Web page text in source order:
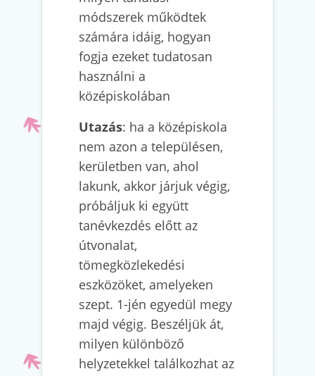
módszerek működtek
számára idáig, hogyan
fogja ezeket tudatosan
használni a
középiskolában
Utazás: ha a középiskola
nem azon a településen,
kerületben van, ahol
lakunk, akkor járjuk végig,
próbáljuk ki együtt
tanévkezdés előtt az
útvonalat,
tömegközlekedési
eszközöket, amelyeken
szept. 1-jén egyedül megy
majd végig. Beszéljük át,
milyen különböző
helyzetekkel találkozhat az